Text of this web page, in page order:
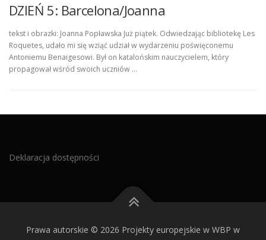
DZIEŃ 5: Barcelona/Joanna
tekst i obrazki: Joanna Popławska Już piątek. Odwiedzając bibliotekę Les
Roquetes, udało mi się wziąć udział w wydarzeniu poświęconemu
Antoniemu Benaigesowi. Był on katalońskim nauczycielem, który
propagował wśród swoich uczniów …
Deklaracja dostępności
Prawa autorskie © 2026 Projekty europejskie w WBP w